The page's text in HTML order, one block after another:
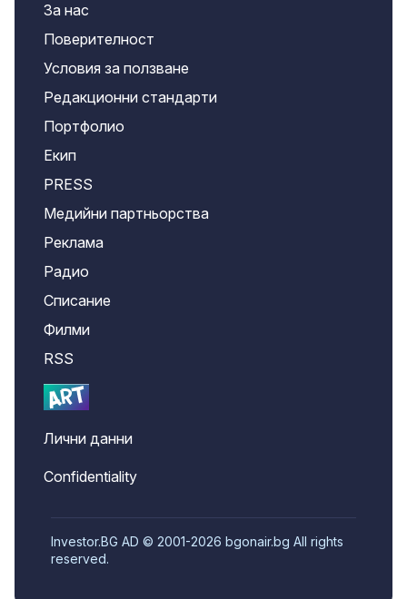
За нас
Поверителност
Условия за ползване
Редакционни стандарти
Портфолио
Екип
PRESS
Медийни партньорства
Реклама
Радио
Списание
Филми
RSS
Лични данни
Confidentiality
Investor.BG AD © 2001-2026 bgonair.bg All rights
reserved.